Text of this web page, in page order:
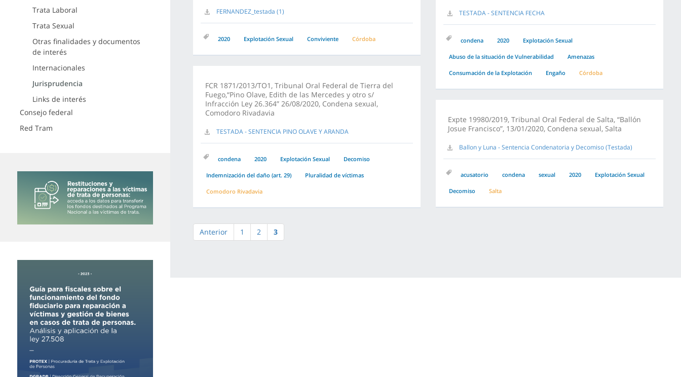
Trata Laboral
Trata Sexual
Otras finalidades y documentos
de interés
Internacionales
Jurisprudencia
Links de interés
Consejo federal
Red Tram
FERNANDEZ_testada (1)
2020 Explotación Sexual Conviviente Córdoba
TESTADA - SENTENCIA FECHA
condena 2020 Explotación Sexual
Abuso de la situación de Vulnerabilidad Amenazas
Consumación de la Explotación Engaño Córdoba
FCR 1871/2013/TO1, Tribunal Oral Federal de Tierra del
Fuego,“Pino Olave, Edith de las Mercedes y otro s/
Infracción Ley 26.364” 26/08/2020, Condena sexual,
Comodoro Rivadavia
TESTADA - SENTENCIA PINO OLAVE Y ARANDA
condena 2020 Explotación Sexual Decomiso
Indemnización del daño (art. 29) Pluralidad de víctimas
Comodoro Rivadavia
Expte 19980/2019, Tribunal Oral Federal de Salta, “Ballón
Josue Francisco”, 13/01/2020, Condena sexual, Salta
Ballon y Luna - Sentencia Condenatoria y Decomiso (Testada)
acusatorio condena sexual 2020 Explotación Sexual
Decomiso Salta
Anterior 1 2 3